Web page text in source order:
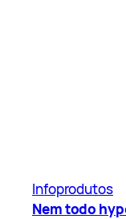
Infoprodutos
Nem todo